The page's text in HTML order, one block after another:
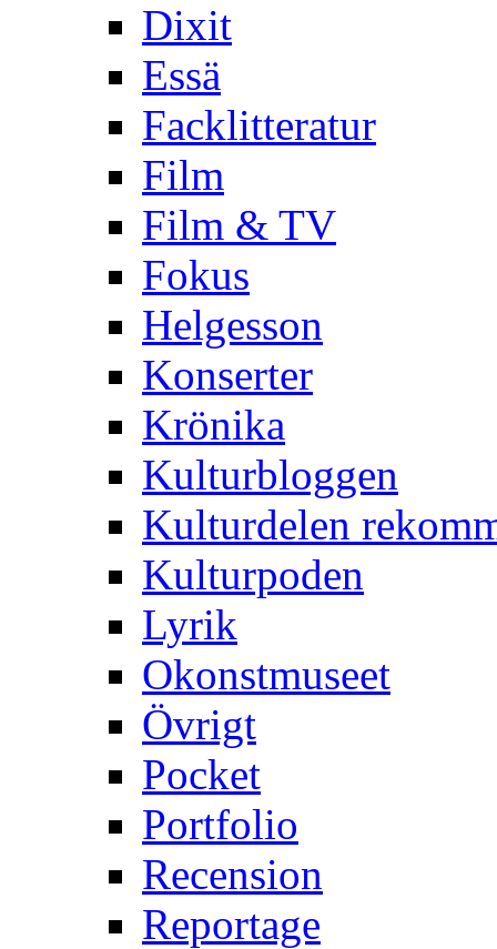
Dixit
Essä
Facklitteratur
Film
Film & TV
Fokus
Helgesson
Konserter
Krönika
Kulturbloggen
Kulturdelen
Kulturpoden
Lyrik
Okonstmuseet
Övrigt
Pocket
Portfolio
Recension
Reportage